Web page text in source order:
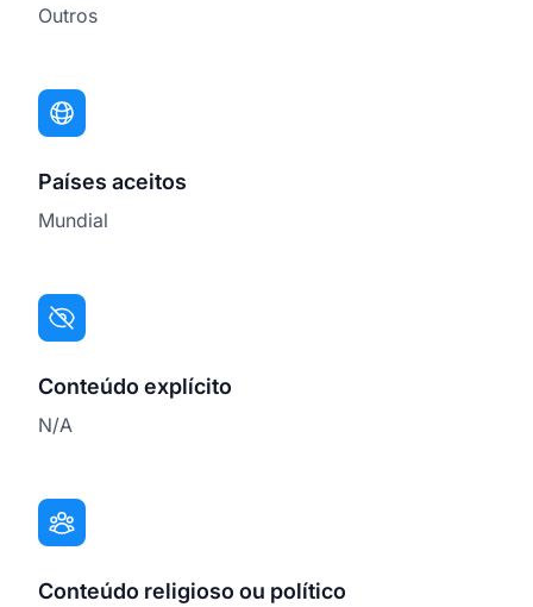
Outros
Países aceitos
Mundial
Conteúdo explícito
N/A
Conteúdo religioso ou político